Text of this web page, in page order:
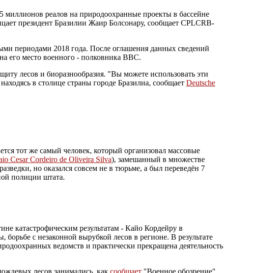
реалов на природоохранные проекты в бассейне
президент Бразилии Жаир Болсонару, сообщает CPLCRB-
периодами 2018 года. После оглашения данных сведений
его место военного - полковника ВВС.
лесов и биоразнообразия. "Вы можете использовать эти
в столице страны городе Бразилиа, сообщает Deutsche
тот же самый человек, который организовал массовые
Cesar Cordeiro de Oliveira Silva), замешанный в множестве
но оказался совсем не в тюрьме, а был переведён 7
полиции штата.
катастрофическим результатам - Кайо Кордейру в
с незаконной вырубкой лесов в регионе. В результате
ведомств и практически прекращена деятельность
лесов занимались, как сообщает "Военное обозрение",